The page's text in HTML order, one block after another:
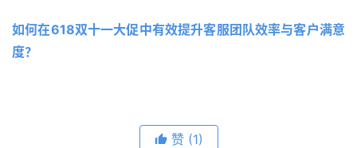
如何在618双十一大促中有效提升客服团队效率与客户满意
度？
赞 (1)